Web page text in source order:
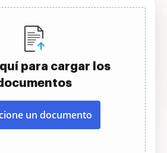
para cargar los
un documento